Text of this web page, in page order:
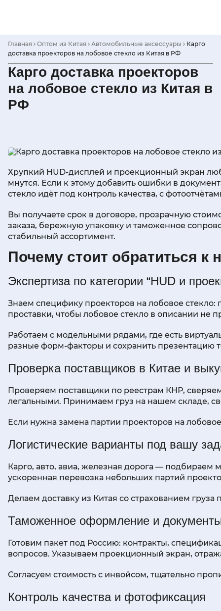
Главная Оптом из Китая Автомобильные аксессуары
Карго
доставка проекторов на лобовое стекло из Китая в РФ
Карго доставка проекторов
на лобовое стекло из Китая в
РФ
Хрупкий HUD-дисплей и проекционный экран
мнутся. Если к этому добавить ошибки в
стекло идёт под контроль качества, с
Вы получаете срок в договоре, прозрачную
заказа, бережную упаковку и таможенное
стабильный ассортимент.
Почему стоит обратиться к
Экспертиза по категории “HUD и
Знаем специфику проекторов на лобовое
проставки, чтобы лобовое стекло в описании не
Работаем с модельными рядами, где есть
разные форм-факторы и сохранить презентацию
Проверка поставщиков в Китае и
Проверяем поставщики по реестрам КНР,
легальными. Принимаем груз на нашем складе,
Если нужна замена партии проекторов на
Логистические варианты под вашу
Карго, авто, авиа, железная дорога —
ускоренная перевозка небольших партий
Делаем доставку из Китая со страхованием
Таможенное оформление и
Готовим пакет под Россию: контракты,
вопросов. Указываем проекционный экран,
Согласуем стоимость с инвойсом, тщательно
Контроль качества и фотофиксация